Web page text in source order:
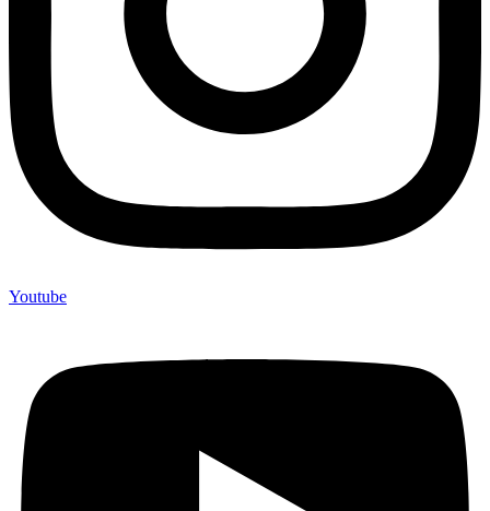
Youtube